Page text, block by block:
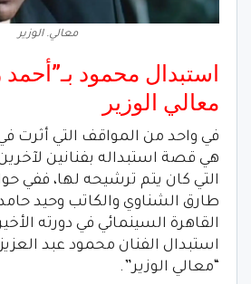
معالي. الوزير
استبدال محمود
معالي الوزير
في واحد من المواقف التي أثرت
هي قصة استبداله بفنانين
التي كان يتم ترشيحه لها، ففي
طارق الشناوي والكاتب وحيد
القاهرة السينمائي في دورته
استبدال الفنان محمود عبد
“معالي الوزير”.